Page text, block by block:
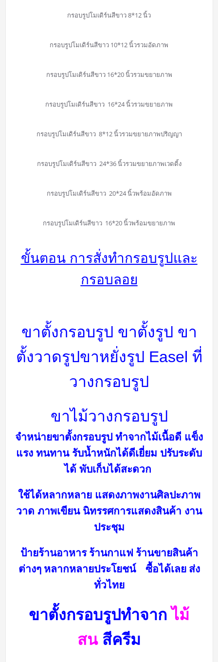
กรอบรูปโมเดิร์นสีขาว 8*12 นิ้ว
กรอบรูปโมเดิร์นสีขาว 10*12 นิ้วรวมอัดภาพ
กรอบรูปโมเดิร์นสีขาว 16*20 นิ้วรวมขยายภาพ
กรอบรูปโมเดิร์นสีขาว 16*24 นิ้วรวมขยายภาพ
กรอบรูปโมเดิร์นสีขาว 8*12 นิ้วรวมขยายภาพปริญญา
กรอบรูปโมเดิร์นสีขาว 24*36 นิ้วรวมขยายภาพเวดดิ้ง
กรอบรูปโมเดิร์นสีขาว 20*24 นิ้วพร้อมอัดภาพ
กรอบรูปโมเดิร์นสีขาว 16*20 นิ้วพร้อมขยายภาพ
ขั้นตอน การสั่งทำกรอบรูปและ
กรอบลอย
ขาตั้งกรอบรูป ขาตั้งรูป ขา
ตั้งวาดรูปขาหยั่งรูป Easel ที่
วางกรอบรูป
ขาไม้วางกรอบรูป
จำหน่ายขาตั้งกรอบรูป ทำจากไม้เนื้อดี แข็ง
แรง ทนทาน รับน้ำหนักได้ดีเยี่ยม ปรับระดับ
ได้ พับเก็บได้สะดวก
ใช้ได้หลากหลาย แสดงภาพงานศิลปะภาพ
วาด ภาพเขียน นิทรรศการแสดงสินค้า งาน
ประชุม
ป้ายร้านอาหาร ร้านกาแฟ ร้านขายสินค้า
ต่างๆ หลากหลายประโยชน์ ซื้อได้เลย ส่ง
ทั่วไทย
ขาตั้งกรอบรูปทำจากไม้
สน สีครีม